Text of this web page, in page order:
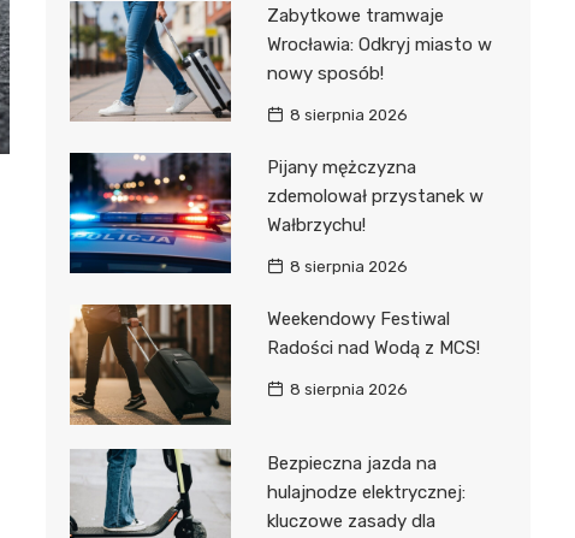
Zabytkowe tramwaje
Wrocławia: Odkryj miasto w
nowy sposób!
8 sierpnia 2026
Pijany mężczyzna
zdemolował przystanek w
Wałbrzychu!
8 sierpnia 2026
Weekendowy Festiwal
Radości nad Wodą z MCS!
8 sierpnia 2026
Bezpieczna jazda na
hulajnodze elektrycznej:
kluczowe zasady dla